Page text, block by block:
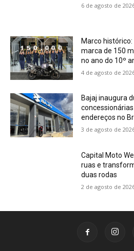
6 de agosto de
Marco
marca de 150
no ano do 10º
4 de agosto de
Bajaj inaugura
endereços no
3 de agosto de
Capital Moto
ruas e
duas rodas
2 de agosto de